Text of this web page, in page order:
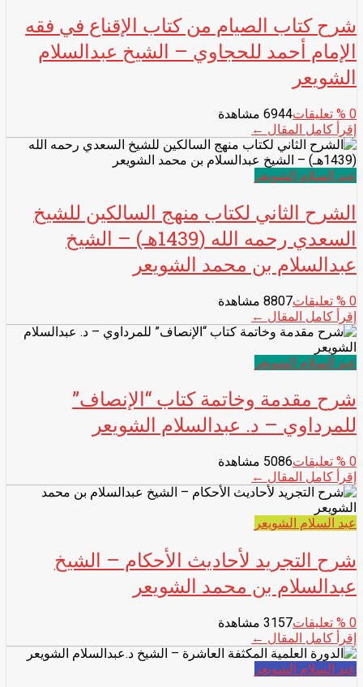
شرح كتاب الصيام من كتاب الإقناع في فقه
الإمام أحمد للحجاوي – الشيخ عبدالسلام
الشويعر
0 % تعليقات6944 مشاهدة
إقرأ كامل المقال ←
عبد السلام الشويعر
الشرح الثاني لكتاب منهج السالكين للشيخ
السعدي رحمه الله (1439هـ) – الشيخ
عبدالسلام بن محمد الشويعر
0 % تعليقات8807 مشاهدة
إقرأ كامل المقال ←
عبد السلام الشويعر
شرح مقدمة وخاتمة كتاب “الإنصاف”
للمرداوي – د. عبدالسلام الشويعر
0 % تعليقات5086 مشاهدة
إقرأ كامل المقال ←
عبد السلام الشويعر
شرح التجريد لأحاديث الأحكام – الشيخ
عبدالسلام بن محمد الشويعر
0 % تعليقات3157 مشاهدة
إقرأ كامل المقال ←
عبد السلام الشويعر